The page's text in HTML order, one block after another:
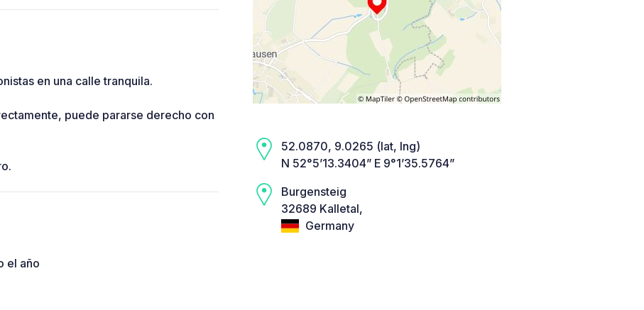
en una calle tranquila.
puede pararse derecho con
el año
52.0870, 9.0265 (lat, lng)
N 52°5’13.3404” E 9°1’35.5764”
Burgensteig
32689 Kalletal,
Germany